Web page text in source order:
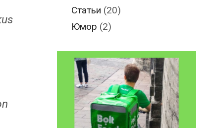
Статьи (20)
Юмор (2)